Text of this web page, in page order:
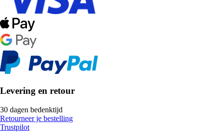
Levering en retour
30 dagen bedenktijd
Retourneer je bestelling
Trustpilot